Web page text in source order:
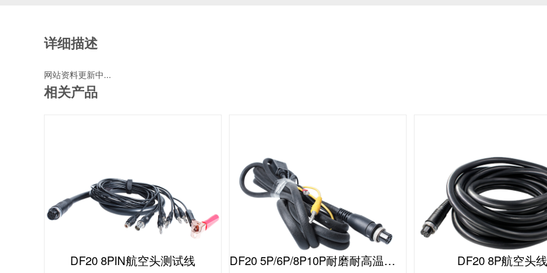
详细描述
网站资料更新中...
相关产品
DF20 8PIN航空头测试线 DF20 5P/6P/8P10P耐磨耐高温耐高压航空头线 DF20 8P航空头